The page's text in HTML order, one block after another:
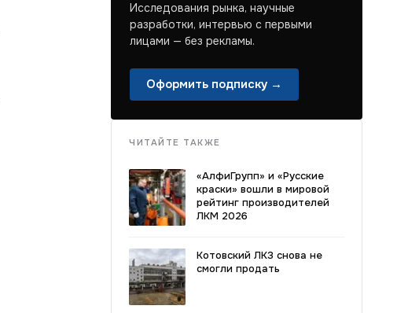
Исследования рынка, научные
разработки, интервью с первыми
лицами — без рекламы.
Оформить подписку →
ЧИТАЙТЕ ТАКЖЕ
«АлфиГрупп» и «Русские
краски» вошли в мировой
рейтинг производителей
ЛКМ 2026
Котовский ЛКЗ снова не
смогли продать